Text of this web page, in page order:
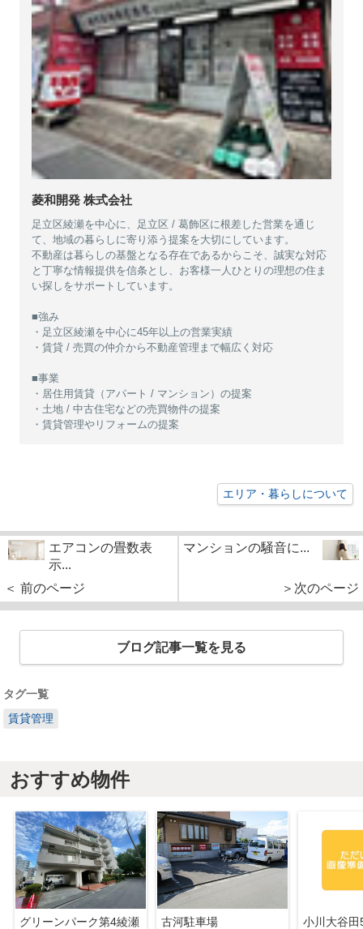
菱和開発 株式会社
足立区綾瀬を中心に、足立区 / 葛飾区に根差した営業を通じ
て、地域の暮らしに寄り添う提案を大切にしています。
不動産は暮らしの基盤となる存在であるからこそ、誠実な対応
と丁寧な情報提供を信条とし、お客様一人ひとりの理想の住ま
い探しをサポートしています。
■強み
・足立区綾瀬を中心に45年以上の営業実績
・賃貸 / 売買の仲介から不動産管理まで幅広く対応
■事業
・居住用賃貸（アパート / マンション）の提案
・土地 / 中古住宅などの売買物件の提案
・賃貸管理やリフォームの提案
エリア・暮らしについて
エアコンの畳数表
示...
＜ 前のページ
マンションの騒音に...
＞次のページ
ブログ記事一覧を見る
タグ一覧
賃貸管理
おすすめ物件
グリーンパーク第4綾瀬
古河駐車場